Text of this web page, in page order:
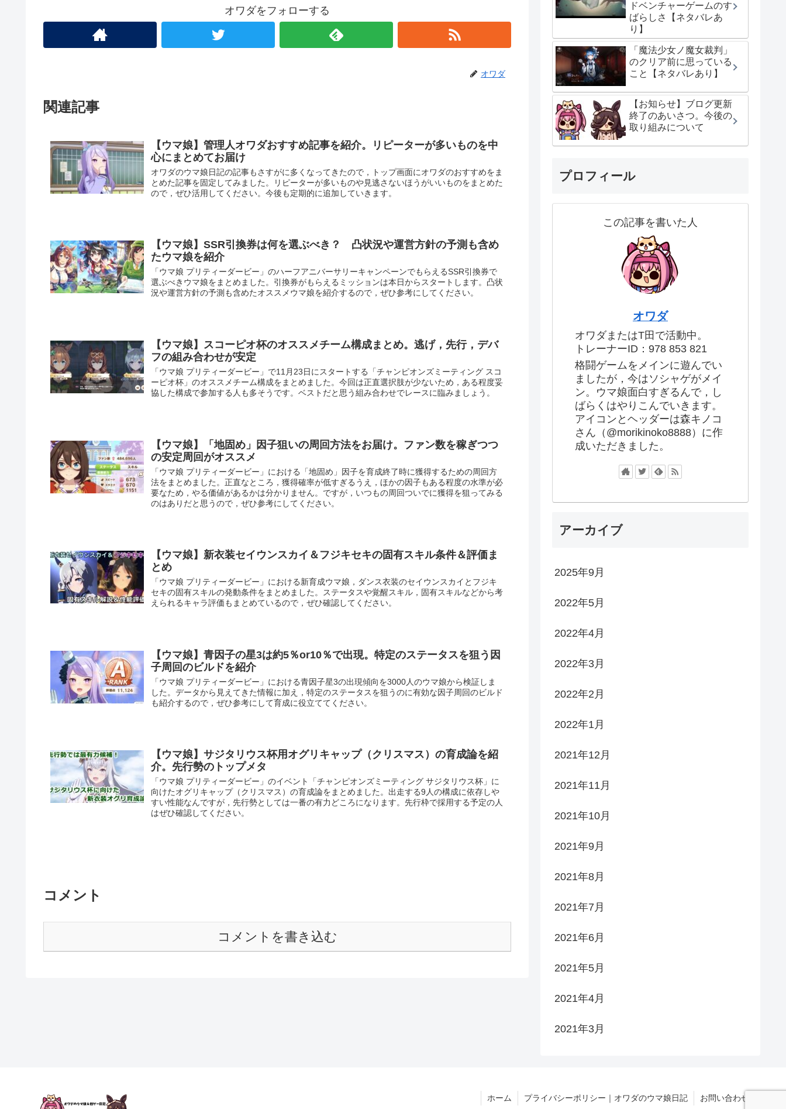
オワダをフォローする
オワダ
関連記事
【ウマ娘】管理人オワダおすすめ記事を紹介。リピーターが多いものを中
心にまとめてお届け
オワダのウマ娘日記の記事もさすがに多くなってきたので，トップ画面にオワダのおすすめをま
とめた記事を固定してみました。リピーターが多いものや見逃さないほうがいいものをまとめた
ので，ぜひ活用してください。今後も定期的に追加していきます。
【ウマ娘】SSR引換券は何を選ぶべき？ 凸状況や運営方針の予測も含め
たウマ娘を紹介
「ウマ娘 プリティーダービー」のハーフアニバーサリーキャンペーンでもらえるSSR引換券で
選ぶべきウマ娘をまとめました。引換券がもらえるミッションは本日からスタートします。凸状
況や運営方針の予測も含めたオススメウマ娘を紹介するので，ぜひ参考にしてください。
【ウマ娘】スコーピオ杯のオススメチーム構成まとめ。逃げ，先行，デバ
フの組み合わせが安定
「ウマ娘 プリティーダービー」で11月23日にスタートする「チャンピオンズミーティング スコ
ーピオ杯」のオススメチーム構成をまとめました。今回は正直選択肢が少ないため，ある程度妥
協した構成で参加する人も多そうです。ベストだと思う組み合わせでレースに臨みましょう。
【ウマ娘】「地固め」因子狙いの周回方法をお届け。ファン数を稼ぎつつ
の安定周回がオススメ
「ウマ娘 プリティーダービー」における「地固め」因子を育成終了時に獲得するための周回方
法をまとめました。正直なところ，獲得確率が低すぎるうえ，ほかの因子もある程度の水準が必
要なため，やる価値があるかは分かりません。ですが，いつもの周回ついでに獲得を狙ってみる
のはありだと思うので，ぜひ参考にしてください。
【ウマ娘】新衣装セイウンスカイ＆フジキセキの固有スキル条件＆評価ま
とめ
「ウマ娘 プリティーダービー」における新育成ウマ娘，ダンス衣装のセイウンスカイとフジキ
セキの固有スキルの発動条件をまとめました。ステータスや覚醒スキル，固有スキルなどから考
えられるキャラ評価もまとめているので，ぜひ確認してください。
【ウマ娘】青因子の星3は約5％or10％で出現。特定のステータスを狙う因
子周回のビルドを紹介
「ウマ娘 プリティーダービー」における青因子星3の出現傾向を3000人のウマ娘から検証しま
した。データから見えてきた情報に加え，特定のステータスを狙うのに有効な因子周回のビルド
も紹介するので，ぜひ参考にして育成に役立ててください。
【ウマ娘】サジタリウス杯用オグリキャップ（クリスマス）の育成論を紹
介。先行勢のトップメタ
「ウマ娘 プリティーダービー」のイベント「チャンピオンズミーティング サジタリウス杯」に
向けたオグリキャップ（クリスマス）の育成論をまとめました。出走する9人の構成に依存しや
すい性能なんですが，先行勢としては一番の有力どころになります。先行枠で採用する予定の人
はぜひ確認してください。
コメント
コメントを書き込む
ドベンチャーゲームのす
ばらしさ【ネタバレあ
り】
「魔法少女ノ魔女裁判」
のクリア前に思っている
こと【ネタバレあり】
【お知らせ】ブログ更新
終了のあいさつ。今後の
取り組みについて
プロフィール
この記事を書いた人
オワダ
オワダまたはT田で活動中。
トレーナーID：978 853 821
格闘ゲームをメインに遊んでい
ましたが，今はソシャゲがメイ
ン。ウマ娘面白すぎるんで，し
ばらくはやりこんでいきます。
アイコンとヘッダーは森キノコ
さん（@morikinoko8888）に作
成いただきました。
アーカイブ
2025年9月
2022年5月
2022年4月
2022年3月
2022年2月
2022年1月
2021年12月
2021年11月
2021年10月
2021年9月
2021年8月
2021年7月
2021年6月
2021年5月
2021年4月
2021年3月
ホーム プライバシーポリシー｜オワダのウマ娘日記 お問い合わせ